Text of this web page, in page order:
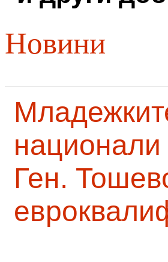
Новини
национали
Ген.